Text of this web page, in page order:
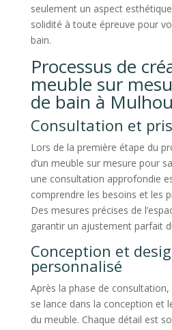
seulement un aspect
solidité à toute épreuve pour
bain.
Processus de
meuble sur
de bain à
Consultation et
Lors de la première étape du
d’un meuble sur mesure pour
une consultation approfondie
comprendre les besoins et les
Des mesures précises de
garantir un ajustement parfait
Conception et
personnalisé
Après la phase de consultation,
se lance dans la conception et
du meuble. Chaque détail est